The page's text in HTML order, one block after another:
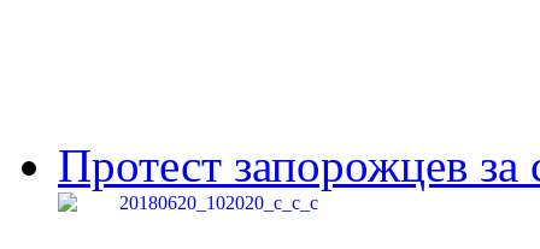
Протест запорожцев за